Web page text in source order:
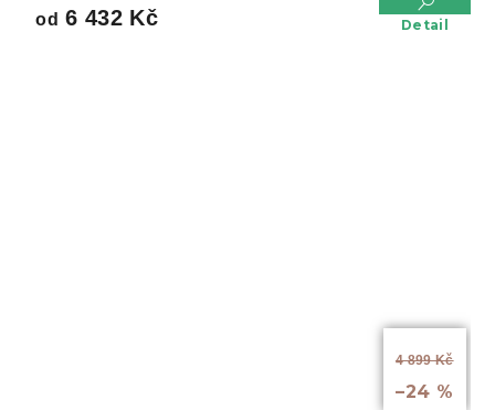
od 6 432 Kč Detail
4 899 Kč
–24 %